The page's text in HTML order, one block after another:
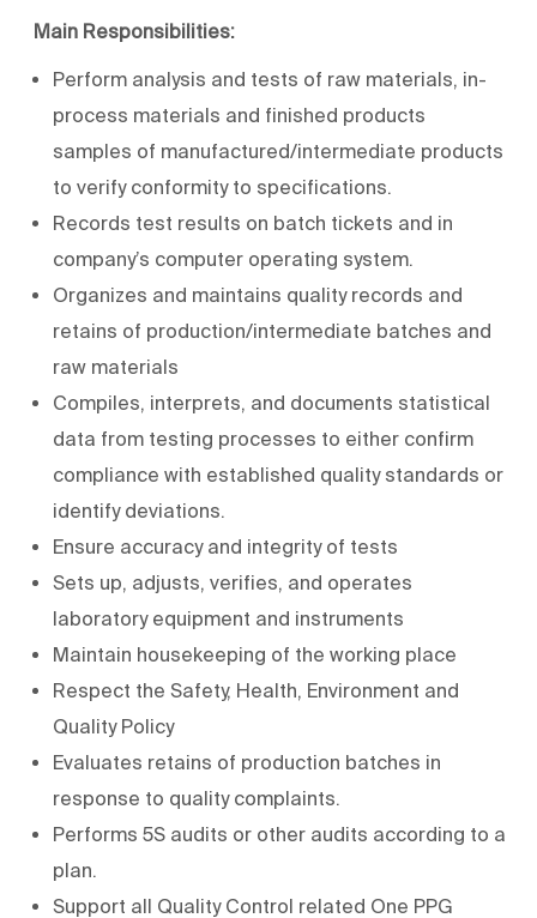
Main Responsibilities:
Perform analysis and tests of raw materials, in-
process materials and finished products
samples of manufactured/intermediate products
to verify conformity to specifications.
Records test results on batch tickets and in
company’s computer operating system.
Organizes and maintains quality records and
retains of production/intermediate batches and
raw materials
Compiles, interprets, and documents statistical
data from testing processes to either confirm
compliance with established quality standards or
identify deviations.
Ensure accuracy and integrity of tests
Sets up, adjusts, verifies, and operates
laboratory equipment and instruments
Maintain housekeeping of the working place
Respect the Safety, Health, Environment and
Quality Policy
Evaluates retains of production batches in
response to quality complaints.
Performs 5S audits or other audits according to a
plan.
Support all Quality Control related One PPG